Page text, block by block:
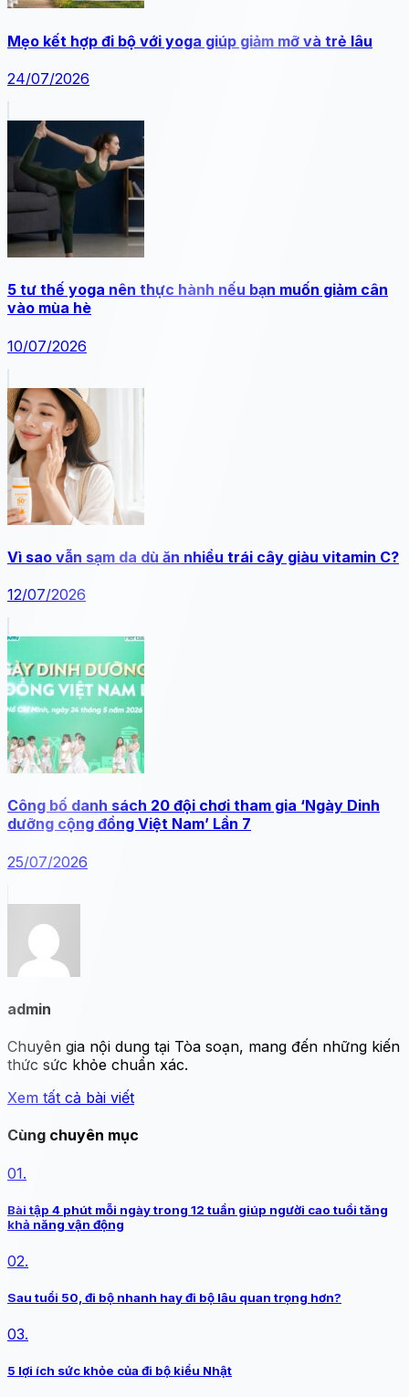
Mẹo kết hợp đi bộ với yoga giúp giảm mỡ và trẻ lâu
24/07/2026
5 tư thế yoga nên thực hành nếu bạn muốn giảm cân
vào mùa hè
10/07/2026
Vì sao vẫn sạm da dù ăn nhiều trái cây giàu vitamin C?
12/07/2026
Công bố danh sách 20 đội chơi tham gia ‘Ngày Dinh
dưỡng cộng đồng Việt Nam’ Lần 7
25/07/2026
admin
Chuyên gia nội dung tại Tòa soạn, mang đến những kiến
thức sức khỏe chuẩn xác.
Xem tất cả bài viết
Cùng chuyên mục
01.
Bài tập 4 phút mỗi ngày trong 12 tuần giúp người cao tuổi tăng
khả năng vận động
02.
Sau tuổi 50, đi bộ nhanh hay đi bộ lâu quan trọng hơn?
03.
5 lợi ích sức khỏe của đi bộ kiểu Nhật